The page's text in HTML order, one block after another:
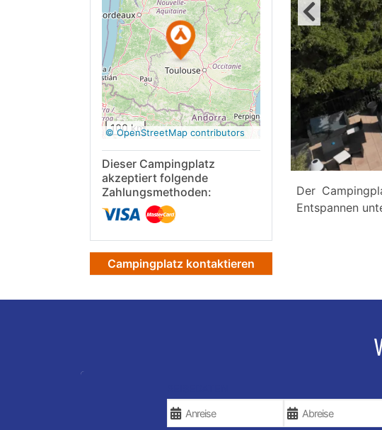
Auf Google
Maps
anzeigen
100 km
© OpenStreetMap contributors
Dieser Campingplatz
akzeptiert folgende
Zahlungsmethoden:
Campingplatz kontaktieren
Der
Entspannen